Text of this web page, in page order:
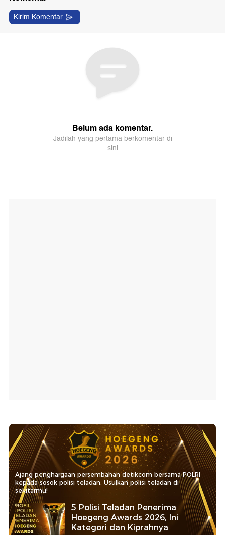
Ajang penghargaan persembahan detikcom bersama POLRI
kepada sosok polisi teladan. Usulkan polisi teladan di
sekitarmu!
5 Polisi Teladan Penerima
Hoegeng Awards 2026, Ini
Kategori dan Kiprahnya